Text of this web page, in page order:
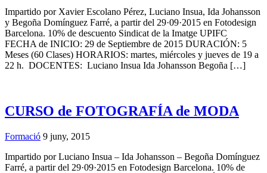
Impartido por Xavier Escolano Pérez, Luciano Insua, Ida Johansson
y Begoña Domínguez Farré, a partir del 29·09·2015 en Fotodesign
Barcelona. 10% de descuento Sindicat de la Imatge UPIFC
FECHA de INICIO: 29 de Septiembre de 2015 DURACIÓN: 5
Meses (60 Clases) HORARIOS: martes, miércoles y jueves de 19 a
22 h. DOCENTES: Luciano Insua Ida Johansson Begoña […]
CURSO de FOTOGRAFÍA de MODA
Formació 9 juny, 2015
Impartido por Luciano Insua – Ida Johansson – Begoña Domínguez
Farré, a partir del 29·09·2015 en Fotodesign Barcelona. 10% de